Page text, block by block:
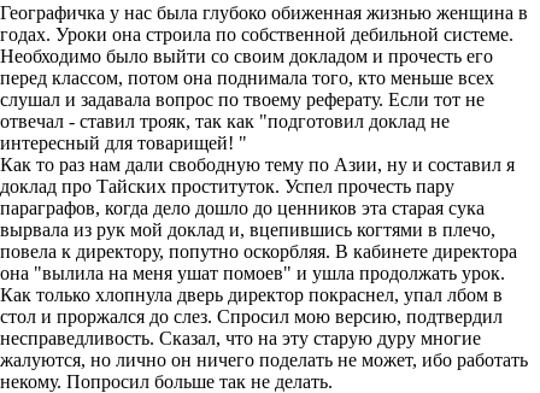
Географичка у нас была глубоко обиженная жизнью женщина в
годах. Уроки она строила по собственной дебильной системе.
Необходимо было выйти со своим докладом и прочесть его
перед классом, потом она поднимала того, кто меньше всех
слушал и задавала вопрос по твоему реферату. Если тот не
отвечал - ставил трояк, так как "подготовил доклад не
интересный для товарищей! "
Как то раз нам дали свободную тему по Азии, ну и составил я
доклад про Тайских проституток. Успел прочесть пару
параграфов, когда дело дошло до ценников эта старая сука
вырвала из рук мой доклад и, вцепившись когтями в плечо,
повела к директору, попутно оскорбляя. В кабинете директора
она "вылила на меня ушат помоев" и ушла продолжать урок.
Как только хлопнула дверь директор покраснел, упал лбом в
стол и проржался до слез. Спросил мою версию, подтвердил
несправедливость. Сказал, что на эту старую дуру многие
жалуются, но лично он ничего поделать не может, ибо работать
некому. Попросил больше так не делать.